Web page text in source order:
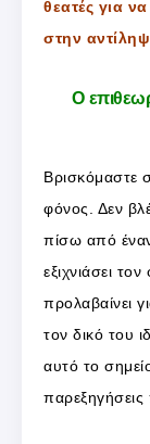
θεατές για
στην
Ο
Βρισκόμαστε
φόνος. Δεν
πίσω από
εξιχνιάσει
προλαβαίνει
τον δικό του
αυτό το
παρεξηγήσεις